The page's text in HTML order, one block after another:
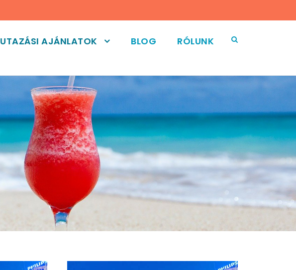
UTAZÁSI AJÁNLATOK BLOG RÓLUNK